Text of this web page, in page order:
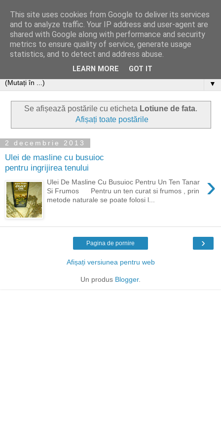
▼
Se afișează postările cu eticheta Lotiune de fata.
Afișați toate postările
2 decembrie 2013
Ulei de masline cu busuioc
pentru ingrijirea tenului
›
Ulei De Masline Cu Busuioc Pentru Un Ten Tanar
Si Frumos Pentru un ten curat si frumos , prin
metode naturale se poate folosi l...
›
Pagina de pornire
Afișați versiunea pentru web
Un produs Blogger.
This site uses cookies from Google to deliver its services
and to analyze traffic. Your IP address and user-agent are
shared with Google along with performance and security
metrics to ensure quality of service, generate usage
statistics, and to detect and address abuse.
LEARN MORE GOT IT